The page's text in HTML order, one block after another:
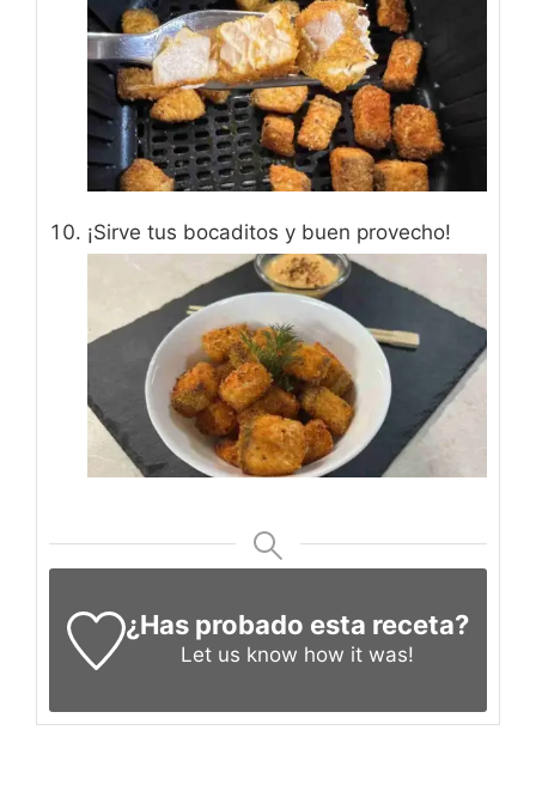
¡Sirve tus bocaditos y buen provecho!
¿Has probado esta receta?
Let us know how it was!